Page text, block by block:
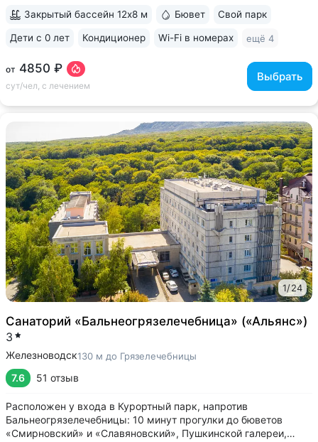
от 4850 ₽
сут/чел, с лечением
Выбрать
Закрытый бассейн 12х8 м Бювет Свой парк
Дети с 0 лет Кондиционер Wi-Fi в номерах ещё 4
1/24
Санаторий «Бальнеогрязелечебница» («Альянс»)
3
Железноводск130 м до Грязелечебницы
7.6 51 отзыв
Расположен у входа в Курортный парк, напротив
Бальнеогрязелечебницы: 10 минут прогулки до бюветов
«Смирновский» и «Славяновский», Пушкинской галереи,